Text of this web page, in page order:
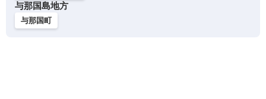
与那国島地方
与那国町